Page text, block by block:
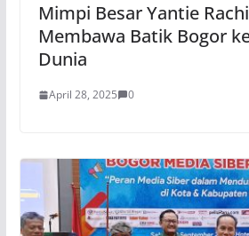
Mimpi Besar Yantie
Membawa Batik Bogor
Dunia
April 28, 2025 0